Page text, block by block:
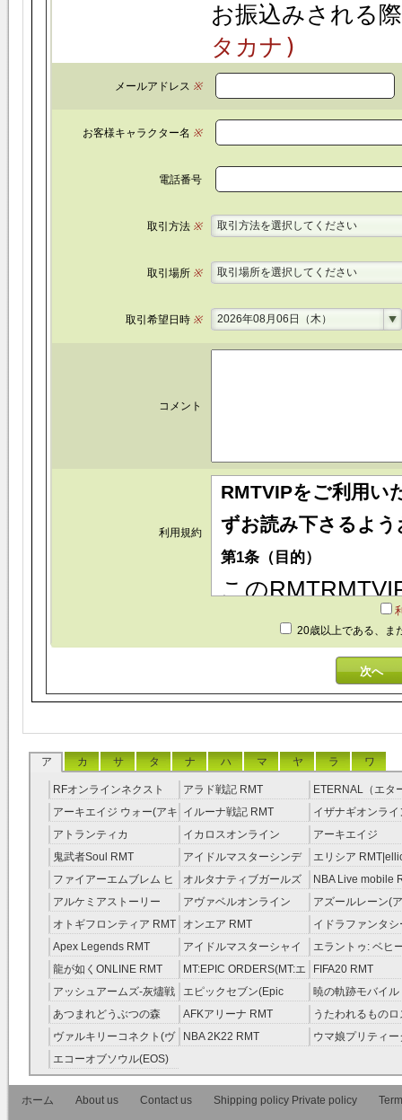
お振込みされる
タカナ)
メールアドレス ※
お客様キャラクター名 ※
電話番号
取引方法※ 取引方法を選択してください
取引場所※ 取引場所を選択してください
取引希望日時※ 2026年08月06日（木）
コメント
利用規約
RMTVIPをご利用い
ずお読み下さるよ
第1条（目的）
この
といいます)は
といいます)が
ビス(以下「本
す。本サービス
本規約を誠実に
た、本サービス
会員は、本規約
スに係る利用契
のとします。
第2条（定義）
* (1) 「ゲーム通
ーム内で利用さ
ます。
* (2) 「ユーザー
RMTVIPサイト
20歳以上である、ま
ア カ サ タ ナ ハ マ ヤ ラ ワ
RFオンラインネクスト
RMT
アラド戦記 RMT
ETERNAL（エタ
RMT
アーキエイジ ウォー(アキ
ウオ) RMT
イルーナ戦記 RMT
イザナギオンライ
アトランティカ
RMT|Atlantica RMT
イカロスオンライン
RMT（予約制）
アーキエイジ
RMT|ArcheAge
約制）
鬼武者Soul RMT
アイドルマスターシンデ
レラガールズ(モバマス)
RMT
エリシア
RMT
ファイアーエムブレム ヒ
ーローズ(FEヒーローズ)
RMT
オルタナティブガールズ
RMT
NBA Live mobile
アルケミアストーリー
（アルスト） RMT
アヴァベルオンライン
RMT
アズールレーン(
RMT
オトギフロンティア RMT オンエア RMT
イドラファンタシ
ーサーガ RMT
Apex Legends RMT
アイドルマスターシャイ
ニーカラーズ(シャニマス)
RMT
エラントゥ: ベヒ
ピリット RMT
龍が如くONLINE RMT
MT:EPIC ORDERS(MT:エ
ピック・オーダーズ)
RMT
FIFA20 RMT
アッシュアームズ‐灰燼戦
線 RMT
エピックセブン(Epic
Seven) RMT
暁の軌跡モバイル
伝説 ） RMT
あつまれどうぶつの森
RMT
AFKアリーナ RMT
うたわれるもの
ラグ(ロスフラ)
ヴァルキリーコネクト(ヴ
ァルコネ) RMT
NBA 2K22 RMT
ウマ娘プリティー
エコーオブソウル(EOS)
RMT
ホーム
About us Contact us Shipping policy Private policy